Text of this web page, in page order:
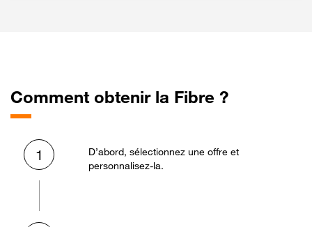
Comment obtenir la Fibre ?
1
D’abord, sélectionnez une offre et
personnalisez-la.